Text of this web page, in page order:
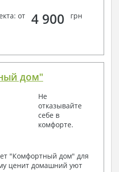
от 4 900 грн
дом"
Не
отказывайте
себе в
комфорте.
"Комфортный дом" для
ценит домашний уют